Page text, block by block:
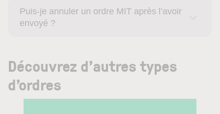
Puis-je annuler un ordre MIT après l’avoir
envoyé ?
Découvrez d’autres types
d’ordres